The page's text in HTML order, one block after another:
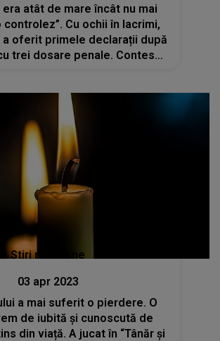
era atât de mare încât nu mai
controlez”. Cu ochii în lacrimi,
a oferit primele declarații după
trei dosare penale. Contesa
Stiri mondene
03 apr 2023
a mai suferit o pierdere. O
de iubită și cunoscută de
din viață. A jucat în “Tânăr și